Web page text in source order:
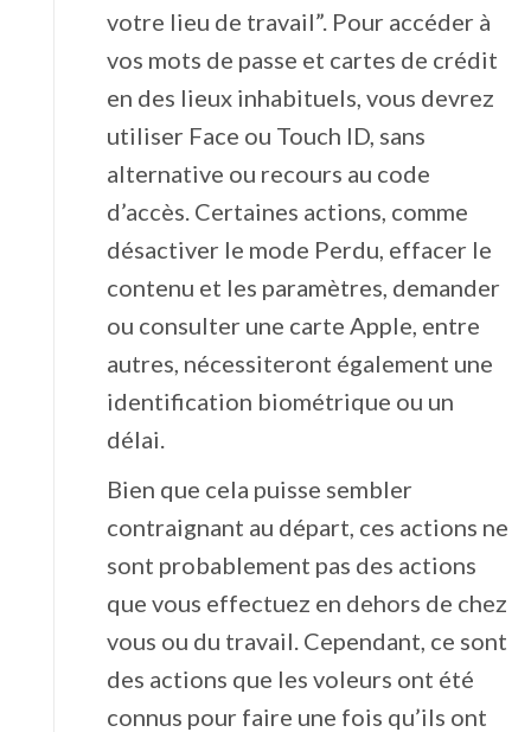
votre lieu de travail”. Pour accéder à
vos mots de passe et cartes de crédit
en des lieux inhabituels, vous devrez
utiliser Face ou Touch ID, sans
alternative ou recours au code
d’accès. Certaines actions, comme
désactiver le mode Perdu, effacer le
contenu et les paramètres, demander
ou consulter une carte Apple, entre
autres, nécessiteront également une
identification biométrique ou un
délai.
Bien que cela puisse sembler
contraignant au départ, ces actions ne
sont probablement pas des actions
que vous effectuez en dehors de chez
vous ou du travail. Cependant, ce sont
des actions que les voleurs ont été
connus pour faire une fois qu’ils ont